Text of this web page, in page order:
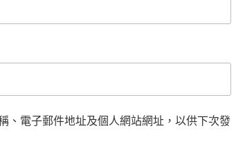
、電子郵件地址及個人網站網址，以供下次發